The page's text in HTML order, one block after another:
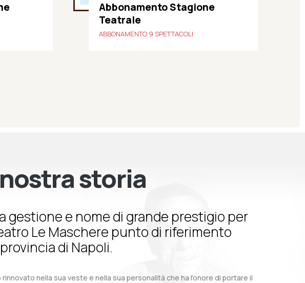
Abbonamento Stagione
Teatrale
ABBONAMENTO 9 SPETTACOLI
storia
gestione e nome di grande prestigio per
Le Maschere punto di riferimento
di Napoli.
nella sua veste e nella sua personalità che ha l’onore di portare il